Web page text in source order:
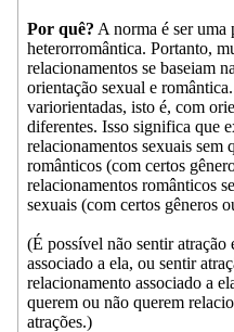
Por quê? A norma é ser uma
heterorromântica. Portanto,
relacionamentos se baseiam
orientação sexual e
variorientadas, isto é, com
diferentes. Isso significa que
relacionamentos sexuais sem
românticos (com certos
relacionamentos românticos
sexuais (com certos gêneros
(É possível não sentir
associado a ela, ou sentir
relacionamento associado a
querem ou não querem
atrações.)